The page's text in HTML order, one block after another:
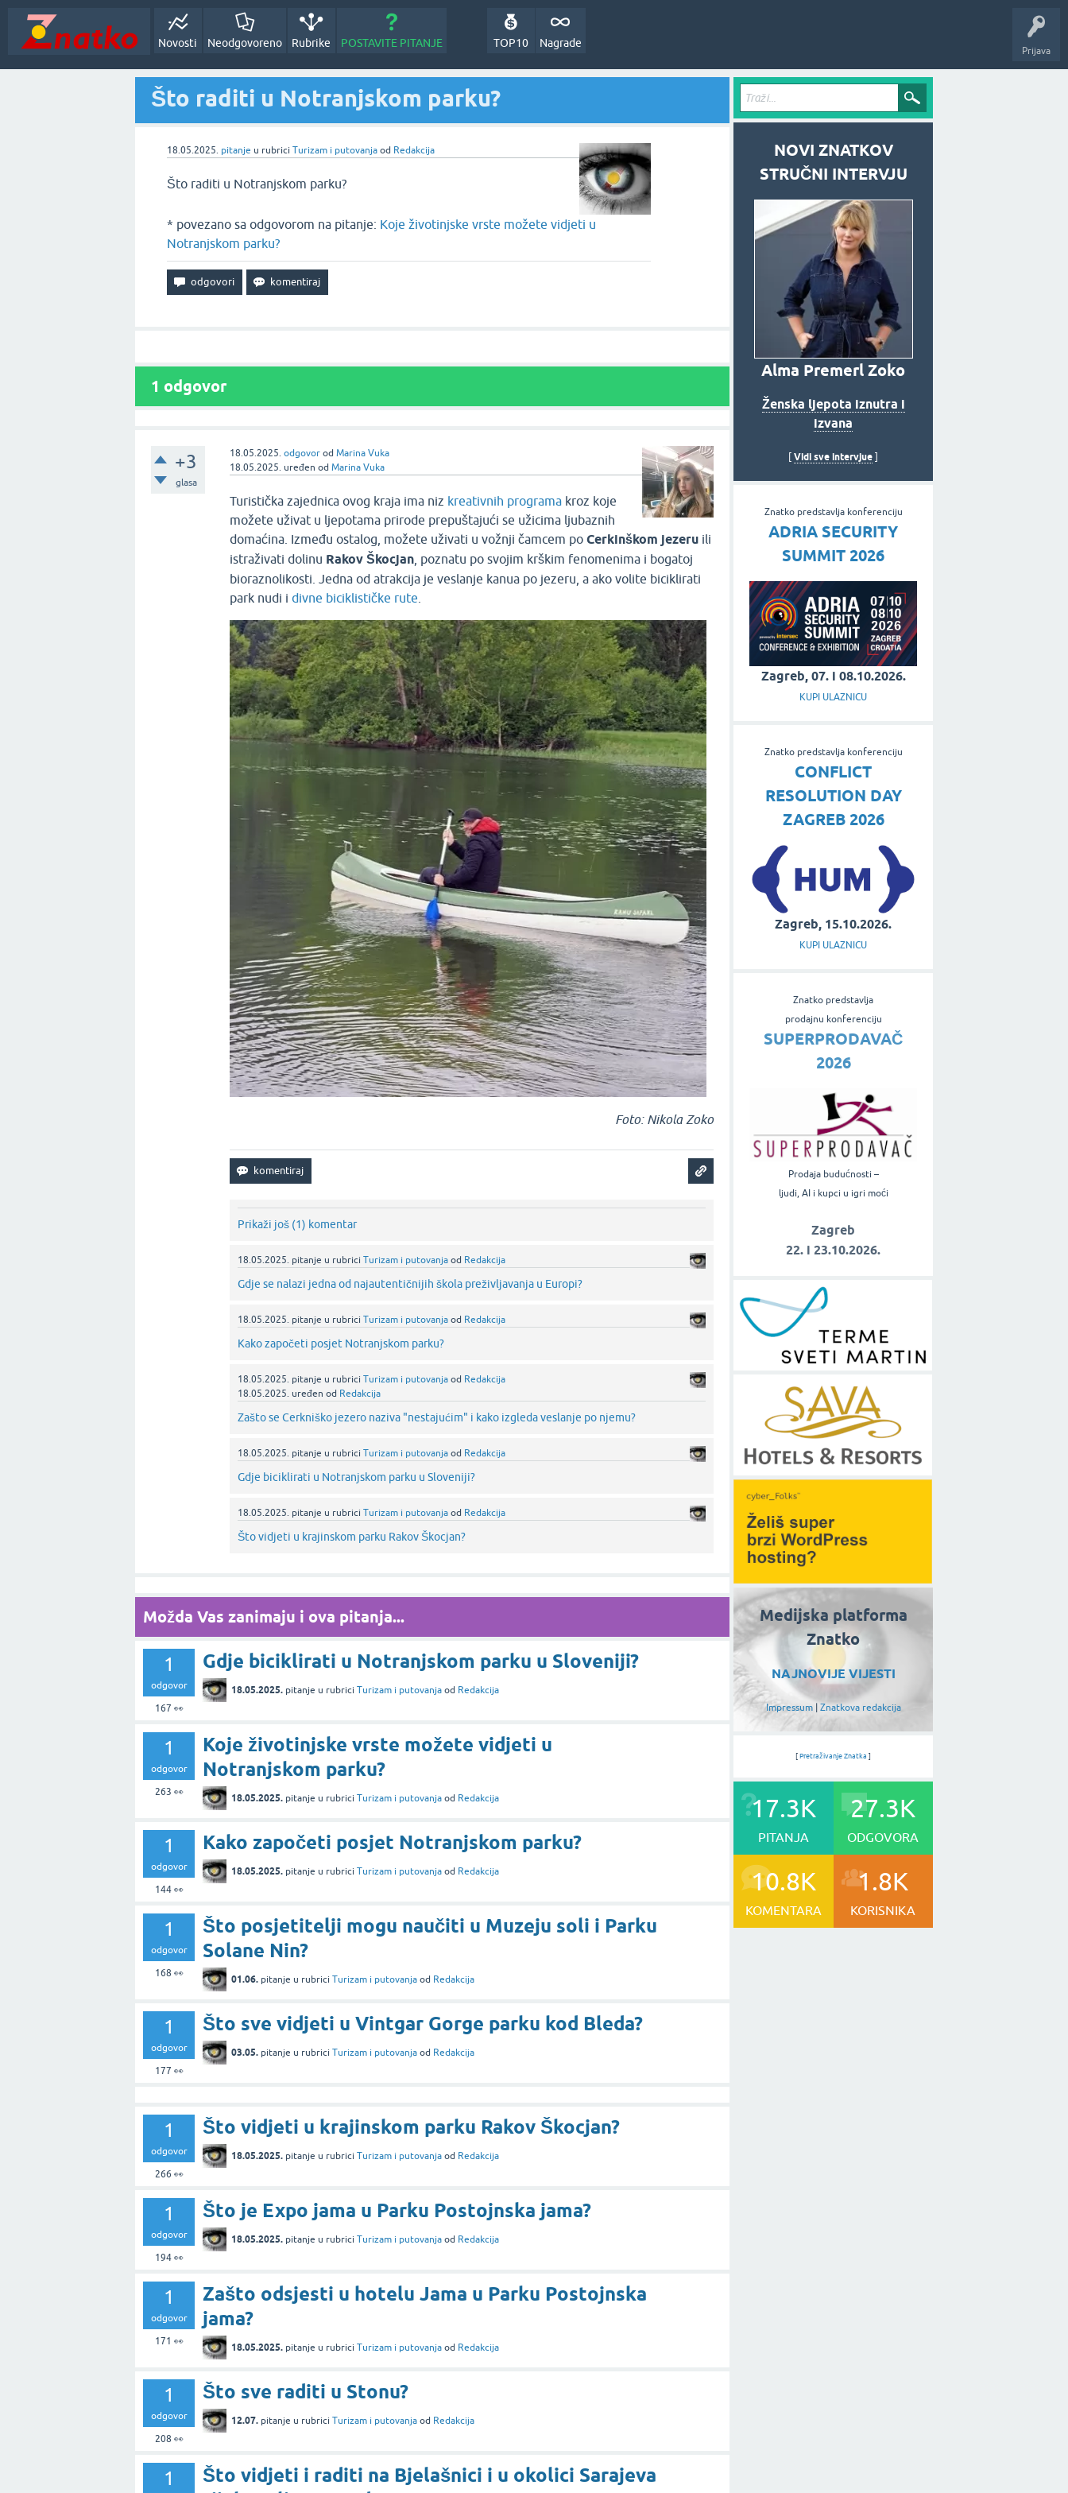
Prijava
Novosti Neodgovoreno Rubrike POSTAVITE PITANJE Nagrade
TOP10
Što raditi u Notranjskom parku?
18.05.2025. pitanje u rubrici Turizam i putovanja od Redakcija
Što raditi u Notranjskom parku?
* povezano sa odgovorom na pitanje: Koje životinjske vrste možete vidjeti u
Notranjskom parku?
1 odgovor
+3
glasa
18.05.2025. odgovor odMarina Vuka
18.05.2025. uređen odMarina Vuka
Turistička zajednica ovog kraja ima niz kreativnih programa kroz koje
možete uživat u ljepotama prirode prepuštajući se užicima ljubaznih
domaćina. Između ostalog, možete uživati u vožnji čamcem po Cerkinškom jezeru ili
istraživati dolinu Rakov Škocjan , poznatu po svojim krškim fenomenima i bogatoj
bioraznolikosti. Jedna od atrakcija je veslanje kanua po jezeru, a ako volite biciklirati
park nudi idivne biciklističke rute
Foto: Nikola Zoko
Prikaži još (1) komentar
18.05.2025. pitanje u rubriciTurizam i putovanja od Redakcija
Gdje se nalazi jedna od najautentičnijih škola preživljavanja u Europi?
18.05.2025. pitanje u rubriciTurizam i putovanja od Redakcija
Kako započeti posjet Notranjskom parku?
18.05.2025. pitanje u rubriciTurizam i putovanja od Redakcija
18.05.2025. uređen od Redakcija
Zašto se Cerkniško jezero naziva "nestajućim" i kako izgleda veslanje po njemu?
18.05.2025. pitanje u rubriciTurizam i putovanja od Redakcija
Gdje biciklirati u Notranjskom parku u Sloveniji?
18.05.2025. pitanje u rubriciTurizam i putovanja od Redakcija
Što vidjeti u krajinskom parku Rakov Škocjan?
Možda Vas zanimaju i ova pitanja...
1
odgovor
167 👀
Gdje biciklirati u Notranjskom parku u Sloveniji?
18.05.2025. pitanje u rubrici Turizam i putovanja od Redakcija
1
odgovor
263 👀
Koje životinjske vrste možete vidjeti u
Notranjskom parku?
18.05.2025. pitanje u rubrici Turizam i putovanja od Redakcija
1
odgovor
144👀
Kako započeti posjet Notranjskom parku?
18.05.2025. pitanje u rubrici Turizam i putovanja od Redakcija
1
odgovor
168 👀
Što posjetitelji mogu naučiti u Muzeju soli i Parku
Solane Nin?
01.06. pitanje u rubrici Turizam i putovanja od Redakcija
1
odgovor
177 👀
Što sve vidjeti u Vintgar Gorge parku kod Bleda?
03.05. pitanje u rubrici Turizam i putovanja od Redakcija
1
odgovor
266 👀
Što vidjeti u krajinskom parku Rakov Škocjan?
18.05.2025. pitanje u rubrici Turizam i putovanja od Redakcija
1
odgovor
194👀
Što je Expo jama u Parku Postojnska jama?
18.05.2025. pitanje u rubrici Turizam i putovanja od Redakcija
1
odgovor
171 👀
Zašto odsjesti u hotelu Jama u Parku Postojnska
jama?
18.05.2025. pitanje u rubrici Turizam i putovanja od Redakcija
1
odgovor
208 👀
Što sve raditi u Stonu?
12.07. pitanje u rubrici Turizam i putovanja od Redakcija
1
Što vidjeti i raditi na Bjelašnici i u okolici Sarajeva
NOVI ZNATKOV
STRUČNI INTERVJU
Alma Premerl Zoko
Ženska ljepota iznutra i
izvana
Vidi sve intervjue
Znatko predstavlja konferenciju
ADRIA SECURITY
SUMMIT 2026
Zagreb, 07. i 08.10.2026.
KUPI ULAZNICU
Znatko predstavlja konferenciju
CONFLICT
RESOLUTION DAY
ZAGREB 2026
Zagreb, 15.10.2026.
KUPI ULAZNICU
Znatko predstavlja
prodajnu konferenciju
SUPERPRODAVAČ
2026
Prodaja budućnosti –
ljudi, AI i kupci u igri moći
Zagreb
22. i 23.10.2026.
Medijska platforma
Znatko
NAJNOVIJE VIJESTI
Impressum| Znatkova redakcija
[ Pretraživanje Znatka ]
17.3K
PITANJA
27.3K
ODGOVORA
10.8K
KOMENTARA
1.8K
KORISNIKA